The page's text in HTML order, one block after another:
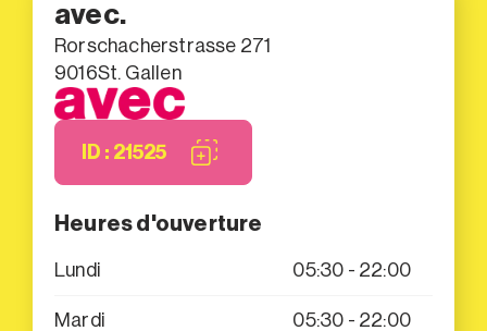
avec.
Rorschacherstrasse 271
9016St. Gallen
ID : 21525
Heures d'ouverture
Lundi 05:30 - 22:00
Mardi 05:30 - 22:00